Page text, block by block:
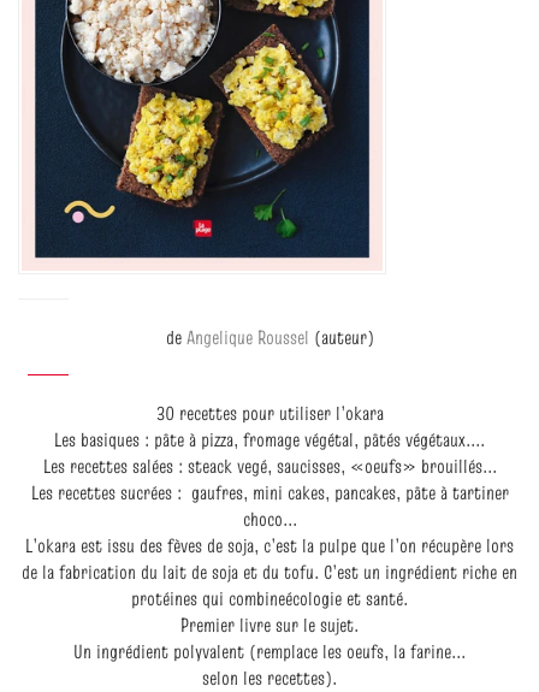
deAngelique Roussel (auteur)
30 recettes pour utiliser l’okara
Les basiques : pâte à pizza, fromage végétal, pâtés végétaux....
Les recettes salées : steack vegé, saucisses, «oeufs» brouillés...
Les recettes sucrées : gaufres, mini cakes, pancakes, pâte à tartiner
choco...
L’okara est issu des fèves de soja, c’est la pulpe que l’on récupère lors
de la fabrication du lait de soja et du tofu. C’est un ingrédient riche en
protéines qui combineécologie et santé.
Premier livre sur le sujet.
Un ingrédient polyvalent (remplace les oeufs, la farine...
selon les recettes).